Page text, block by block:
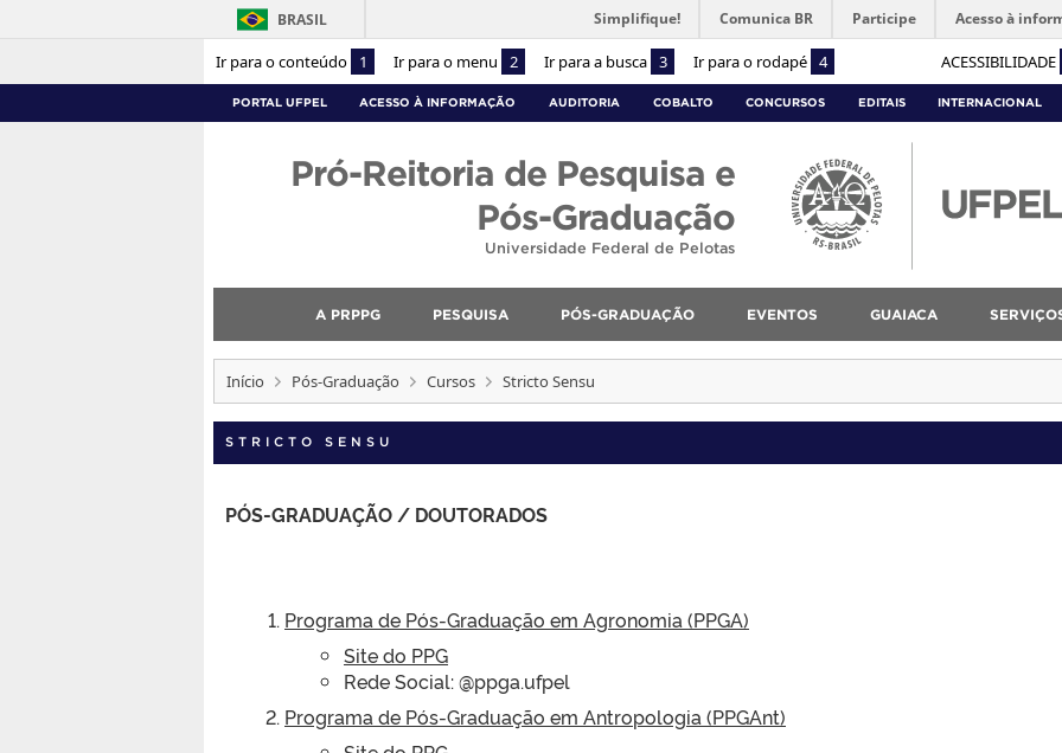
Ir para o conteúdo 1 Ir para o menu 2 Ir para a busca 3 Ir para o rodapé 4 ACESSIBILIDADE
BRASIL Simplifique! Comunica BR Participe Acesso à
PORTAL UFPEL ACESSO À INFORMAÇÃO AUDITORIA COBALTO CONCURSOS EDITAIS INTERNACIONAL
Pró-Reitoria de Pesquisa e
Pós-Graduação
Universidade Federal de Pelotas
A PRPPG PESQUISA PÓS-GRADUAÇÃO EVENTOS GUAIACA
Início Pós-Graduação Cursos Stricto Sensu
STRICTO SENSU
PÓS-GRADUAÇÃO / DOUTORADOS
Programa de Pós-Graduação em Agronomia (PPGA)
Site do PPG
Rede Social: @ppga.ufpel
Programa de Pós-Graduação em Antropologia (PPGAnt)